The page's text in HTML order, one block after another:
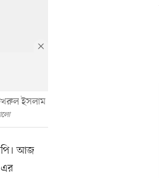
ফখরুল ইসলাম
আজ
এর